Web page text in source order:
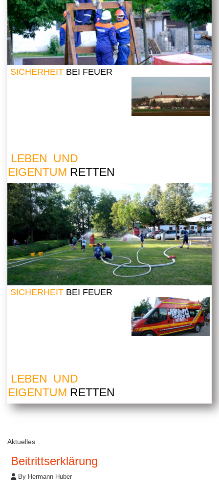
SICHERHEIT BEI FEUER
LEBEN UND
EIGENTUM RETTEN
SICHERHEIT BEI FEUER
LEBEN UND
EIGENTUM RETTEN
Aktuelles
Beitrittserklärung
By Hermann Huber